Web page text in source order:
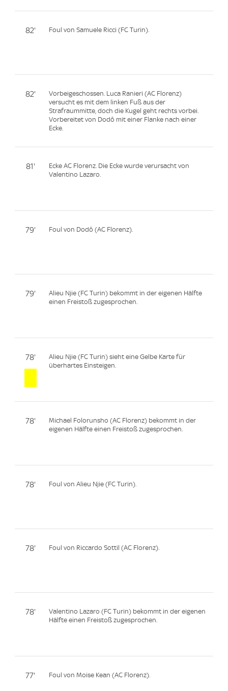
82' Foul von Samuele Ricci (FC Turin).
82'
Vorbeigeschossen. Luca Ranieri (AC Florenz)
versucht es mit dem linken Fuß aus der
Strafraummitte, doch die Kugel geht rechts vorbei.
Vorbereitet von Dodô mit einer Flanke nach einer
Ecke.
81'
Ecke AC Florenz. Die Ecke wurde verursacht von
Valentino Lazaro.
79' Foul von Dodô (AC Florenz).
79'
Alieu Njie (FC Turin) bekommt in der eigenen Hälfte
einen Freistoß zugesprochen.
78'
Alieu Njie (FC Turin) sieht eine Gelbe Karte für
überhartes Einsteigen.
78'
Michael Folorunsho (AC Florenz) bekommt in der
eigenen Hälfte einen Freistoß zugesprochen.
78' Foul von Alieu Njie (FC Turin).
78' Foul von Riccardo Sottil (AC Florenz).
78'
Valentino Lazaro (FC Turin) bekommt in der eigenen
Hälfte einen Freistoß zugesprochen.
77' Foul von Moise Kean (AC Florenz).